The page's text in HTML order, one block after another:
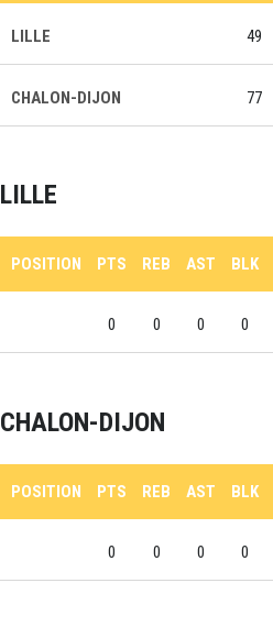
LILLE 49
CHALON-DIJON 77
LILLE
POSITION PTS REB AST BLK
0 0 0 0
CHALON-DIJON
POSITION PTS REB AST BLK
0 0 0 0